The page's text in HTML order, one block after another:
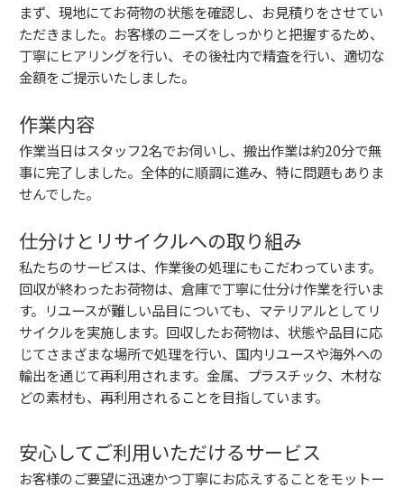
まず、現地にてお荷物の状態を確認し、お見積りをさせてい
ただきました。お客様のニーズをしっかりと把握するため、
丁寧にヒアリングを行い、その後社内で精査を行い、適切な
金額をご提示いたしました。
作業内容
作業当日はスタッフ2名でお伺いし、搬出作業は約20分で無
事に完了しました。全体的に順調に進み、特に問題もありま
せんでした。
仕分けとリサイクルへの取り組み
私たちのサービスは、作業後の処理にもこだわっています。
回収が終わったお荷物は、倉庫で丁寧に仕分け作業を行いま
す。リユースが難しい品目についても、マテリアルとしてリ
サイクルを実施します。回収したお荷物は、状態や品目に応
じてさまざまな場所で処理を行い、国内リユースや海外への
輸出を通じて再利用されます。金属、プラスチック、木材な
どの素材も、再利用されることを目指しています。
安心してご利用いただけるサービス
お客様のご要望に迅速かつ丁寧にお応えすることをモットー